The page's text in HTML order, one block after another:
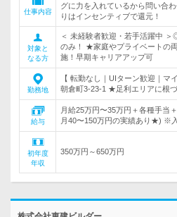
仕事内容
グに力を入れているから問い合
りはインセンティブで還元！
対象と
なる方
＜ 未経験者歓迎・若手活躍中 ＞
のみ！ ★家庭やプライベートの
施！早期キャリアアップ可
勤務地
【 転勤なし｜UIターン歓迎｜マ
朝倉町3-23-1 ★足利エリアに根
給与
月給25万円〜35万円＋各種手当
月40〜150万円の実績あり★) ※
初年度
年収
350万円～650万円